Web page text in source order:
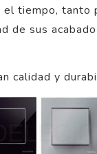
el tiempo, tanto
de sus
calidad y